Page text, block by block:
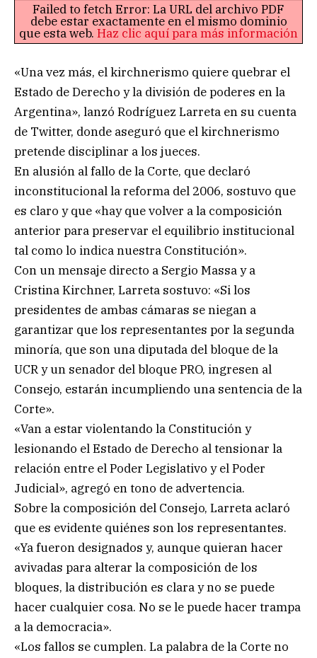
Failed to fetch Error: La URL del archivo PDF
debe estar exactamente en el mismo dominio
que esta web. Haz clic aquí para más información
«Una vez más, el kirchnerismo quiere quebrar el
Estado de Derecho y la división de poderes en la
Argentina», lanzó Rodríguez Larreta en su cuenta
de Twitter, donde aseguró que el kirchnerismo
pretende disciplinar a los jueces.
En alusión al fallo de la Corte, que declaró
inconstitucional la reforma del 2006, sostuvo que
es claro y que «hay que volver a la composición
anterior para preservar el equilibrio institucional
tal como lo indica nuestra Constitución».
Con un mensaje directo a Sergio Massa y a
Cristina Kirchner, Larreta sostuvo: «Si los
presidentes de ambas cámaras se niegan a
garantizar que los representantes por la segunda
minoría, que son una diputada del bloque de la
UCR y un senador del bloque PRO, ingresen al
Consejo, estarán incumpliendo una sentencia de la
Corte».
«Van a estar violentando la Constitución y
lesionando el Estado de Derecho al tensionar la
relación entre el Poder Legislativo y el Poder
Judicial», agregó en tono de advertencia.
Sobre la composición del Consejo, Larreta aclaró
que es evidente quiénes son los representantes.
«Ya fueron designados y, aunque quieran hacer
avivadas para alterar la composición de los
bloques, la distribución es clara y no se puede
hacer cualquier cosa. No se le puede hacer trampa
a la democracia».
«Los fallos se cumplen. La palabra de la Corte no